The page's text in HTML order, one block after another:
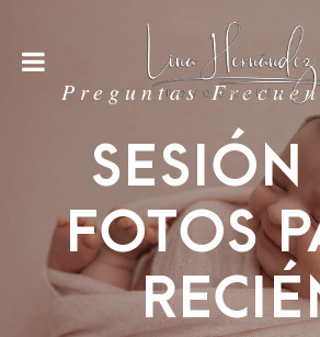
Preguntas
Sesión
Fotos